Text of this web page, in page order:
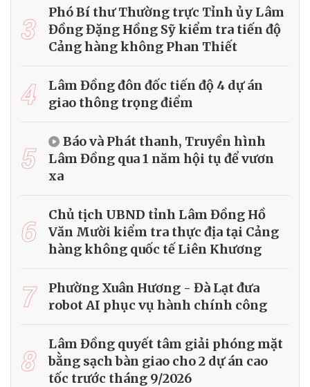
3
Phó Bí thư Thường trực Tỉnh ủy Lâm
Đồng Đặng Hồng Sỹ kiểm tra tiến độ
Cảng hàng không Phan Thiết
4
Lâm Đồng đôn đốc tiến độ 4 dự án
giao thông trọng điểm
5
Báo và Phát thanh, Truyền hình
Lâm Đồng qua 1 năm hội tụ để vươn
xa
6
Chủ tịch UBND tỉnh Lâm Đồng Hồ
Văn Mười kiểm tra thực địa tại Cảng
hàng không quốc tế Liên Khương
7
Phường Xuân Hương - Đà Lạt đưa
robot AI phục vụ hành chính công
8
Lâm Đồng quyết tâm giải phóng mặt
bằng sạch bàn giao cho 2 dự án cao
tốc trước tháng 9/2026